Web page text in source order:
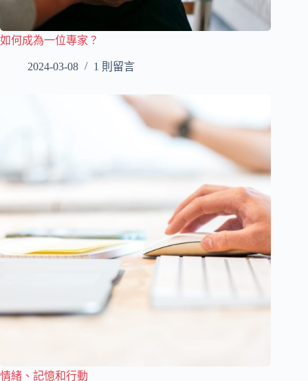
如何成為一位專家？
2024-03-08 1 則留言
情緒、記憶和行動